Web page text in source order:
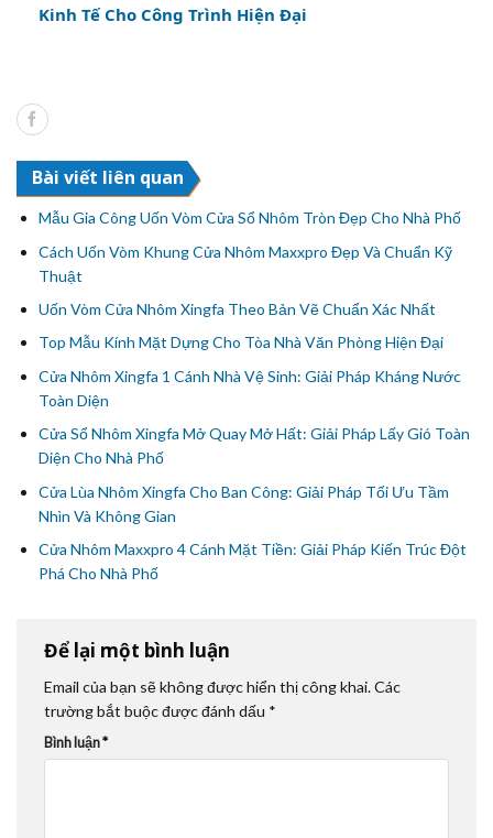
Kinh Tế Cho Công Trình Hiện Đại
Bài viết liên quan
Mẫu Gia Công Uốn Vòm Cửa Sổ Nhôm Tròn Đẹp Cho Nhà Phố
Cách Uốn Vòm Khung Cửa Nhôm Maxxpro Đẹp Và Chuẩn Kỹ
Thuật
Uốn Vòm Cửa Nhôm Xingfa Theo Bản Vẽ Chuẩn Xác Nhất
Top Mẫu Kính Mặt Dựng Cho Tòa Nhà Văn Phòng Hiện Đại
Cửa Nhôm Xingfa 1 Cánh Nhà Vệ Sinh: Giải Pháp Kháng Nước
Toàn Diện
Cửa Sổ Nhôm Xingfa Mở Quay Mở Hất: Giải Pháp Lấy Gió Toàn
Diện Cho Nhà Phố
Cửa Lùa Nhôm Xingfa Cho Ban Công: Giải Pháp Tối Ưu Tầm
Nhìn Và Không Gian
Cửa Nhôm Maxxpro 4 Cánh Mặt Tiền: Giải Pháp Kiến Trúc Đột
Phá Cho Nhà Phố
Để lại một bình luận
Email của bạn sẽ không được hiển thị công khai.Các
trường bắt buộc được đánh dấu *
Bình luận*